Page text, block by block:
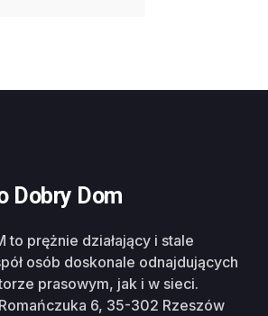
Dobry Dom
to prężnie działający i stale
osób doskonale odnajdujących
prasowym, jak i w sieci.
6, 35-302 Rzeszów